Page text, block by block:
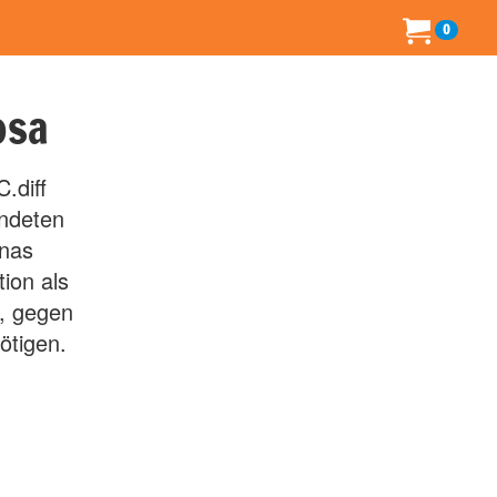
0
als
gegen